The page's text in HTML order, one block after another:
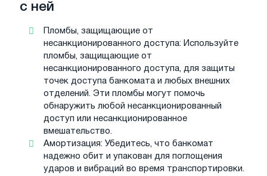
с ней
Пломбы, защищающие от
несанкционированного доступа: Используйте
пломбы, защищающие от
несанкционированного доступа, для защиты
точек доступа банкомата и любых внешних
отделений. Эти пломбы могут помочь
обнаружить любой несанкционированный
доступ или несанкционированное
вмешательство.
Амортизация: Убедитесь, что банкомат
надежно обит и упакован для поглощения
ударов и вибраций во время транспортировки.